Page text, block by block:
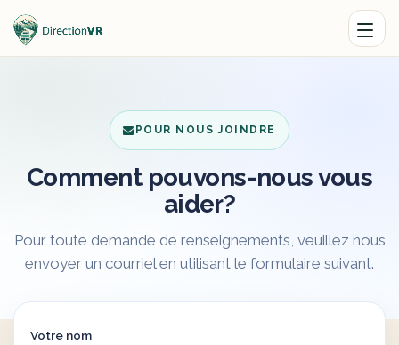
POUR NOUS JOINDRE
Comment pouvons-nous vous
aider?
Pour toute demande de renseignements, veuillez nous
envoyer un courriel en utilisant le formulaire suivant.
Votre nom